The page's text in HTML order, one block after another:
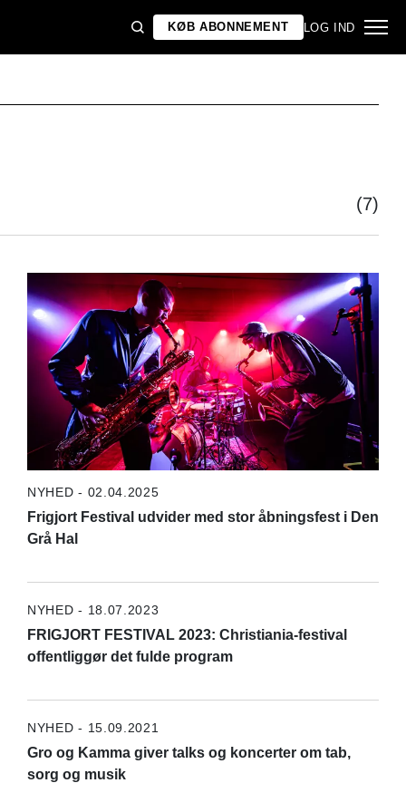
KØB ABONNEMENT LOG IND
(7)
NYHED - 02.04.2025
Frigjort Festival udvider med stor åbningsfest i Den
Grå Hal
NYHED - 18.07.2023
FRIGJORT FESTIVAL 2023: Christiania-festival
offentliggør det fulde program
NYHED - 15.09.2021
Gro og Kamma giver talks og koncerter om tab,
sorg og musik